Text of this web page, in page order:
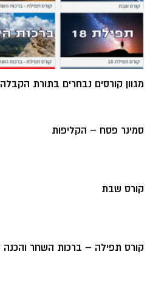
מגוון קורסים נבחרים בתורת
סמינר פסח – הקליפות
קורס שבת
קורס תפילה – ברכות השחר והכנה